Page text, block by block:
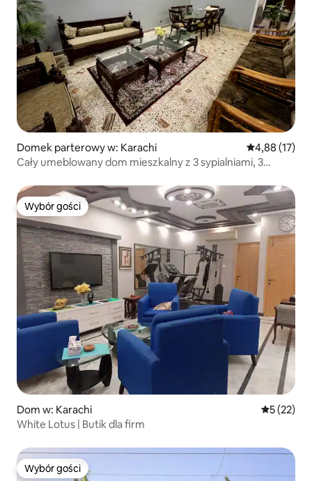
Domek parterowy w: Karachi Średnia
4,88 (17)
Cały umeblowany dom mieszkalny z 3 sypialniami, 3
Wybór gości
Wybór gości
Dom w: Karachi Średnia
5 (22)
White Lotus | Butik dla firm
Wybór gości
Wybór gości